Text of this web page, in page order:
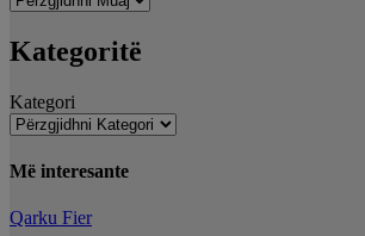
Kategoritë
Kategori
Më interesante
Qarku Fier